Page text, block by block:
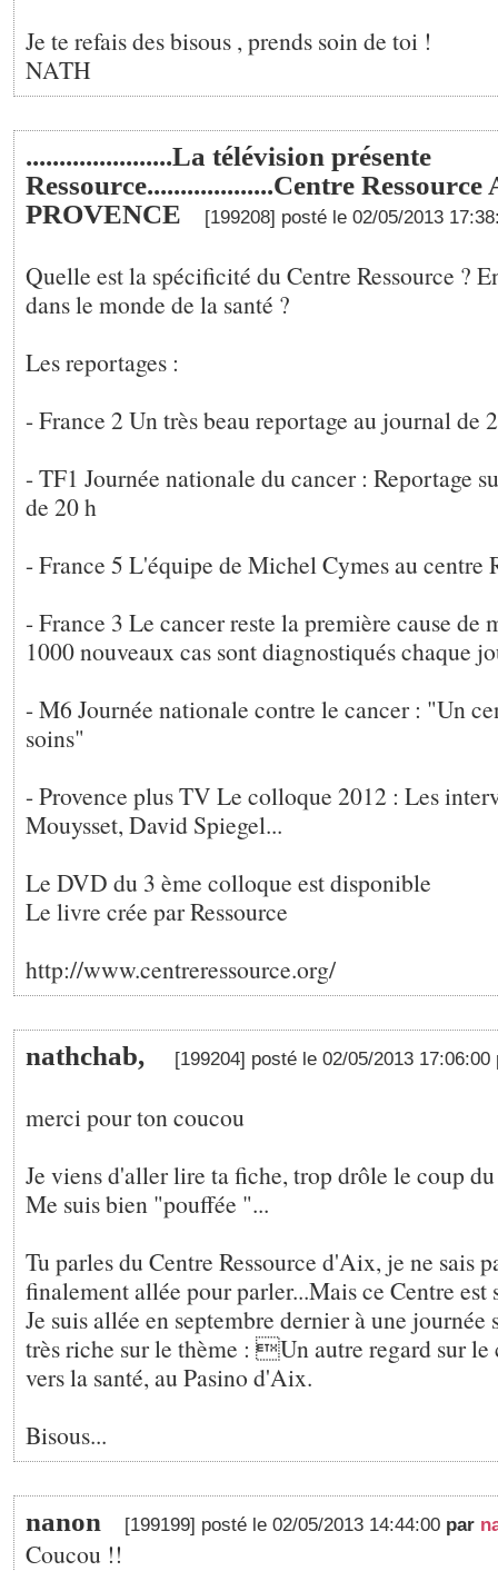
Je te refais des bisous , prends soin de toi !
NATH
......................La télévision présente
Ressource...................Centre
PROVENCE
[199208] posté le 02/05/2013
Quelle est la spécificité du Centre Ressource ?
dans le monde de la santé ?
Les reportages :
- France 2 Un très beau reportage au journal de
- TF1 Journée nationale du cancer : Reportage
de 20 h
- France 5 L'équipe de Michel Cymes au centre
- France 3 Le cancer reste la première cause de
1000 nouveaux cas sont diagnostiqués chaque
- M6 Journée nationale contre le cancer : "Un
soins"
- Provence plus TV Le colloque 2012 : Les
Mouysset, David Spiegel...
Le DVD du 3 ème colloque est disponible
Le livre crée par Ressource
http://www.centreressource.org/
nathchab, [199204] posté le 02/05/2013 17:06:00
merci pour ton coucou
Je viens d'aller lire ta fiche, trop drôle le coup
Me suis bien "pouffée "...
Tu parles du Centre Ressource d'Aix, je ne sais
finalement allée pour parler...Mais ce Centre est
Je suis allée en septembre dernier à une
très riche sur le thème : Un autre regard sur le
vers la santé, au Pasino d'Aix.
Bisous...
nanon [199199] posté le 02/05/2013 14:44:00 par
Coucou !!